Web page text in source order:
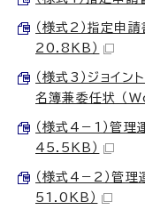
（様式2）指定申
20.8KB）
（様式3）ジョイ
名簿兼委任状 （
（様式4－1）管
45.5KB）
（様式4－2）管
51.0KB）